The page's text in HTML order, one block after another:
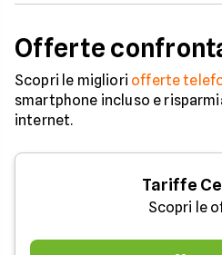
Offerte
Scopri le migliori offerte
smartphone incluso e
internet.
Tariffe
Scopri le